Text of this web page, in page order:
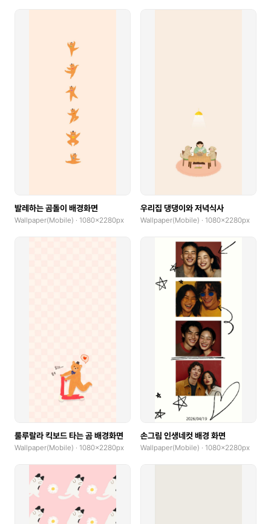
발레하는 곰돌이 배경화면
Wallpaper(Mobile) · 1080x2280px
우리집 댕댕이와 저녁식사
Wallpaper(Mobile) · 1080x2280px
룰루랄라 킥보드 타는 곰 배경화면
Wallpaper(Mobile) · 1080x2280px
손그림 인생네컷 배경 화면
Wallpaper(Mobile) · 1080x2280px